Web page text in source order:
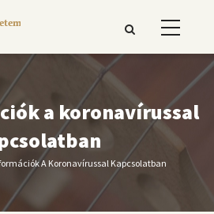
a koronavírussal
A Koronavírussal Kapcsolatban